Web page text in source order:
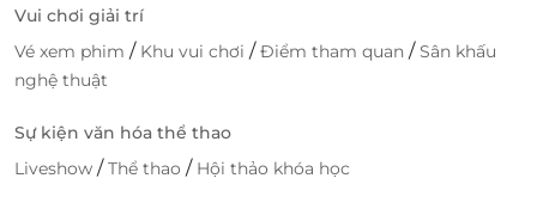
Vui chơi giải trí
Vé xem phim / Khu vui chơi /Điểm tham quan /Sân khấu
nghệ thuật
Sự kiện văn hóa thể thao
Liveshow /Thể thao / Hội thảo khóa học